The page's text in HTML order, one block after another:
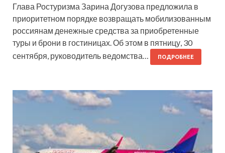
Глава Ростуризма Зарина Догузова предложила в
приоритетном порядке возвращать мобилизованным
россиянам денежные средства за приобретенные
туры и брони в гостиницах. Об этом в пятницу, 30
сентября, руководитель ведомства…
ПОДРОБНЕЕ